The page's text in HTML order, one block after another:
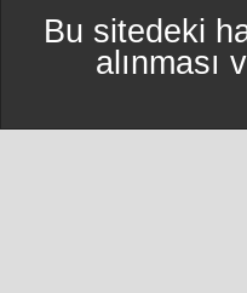
Bu sitedeki
alınması